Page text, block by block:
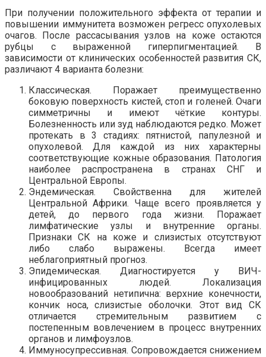
При получении положительного эффекта от терапии и
повышении иммунитета возможен регресс опухолевых
очагов. После рассасывания узлов на коже остаются
рубцы с выраженной гиперпигментацией. В
зависимости от клинических особенностей развития СК,
различают 4 варианта болезни:
Классическая. Поражает преимущественно
боковую поверхность кистей, стоп и голеней. Очаги
симметричны и имеют чёткие контуры.
Болезненность или зуд наблюдаются редко. Может
протекать в 3 стадиях: пятнистой, папулезной и
опухолевой. Для каждой из них характерны
соответствующие кожные образования. Патология
наиболее распространена в странах СНГ и
Центральной Европы.
Эндемическая. Свойственна для жителей
Центральной Африки. Чаще всего проявляется у
детей, до первого года жизни. Поражает
лимфатические узлы и внутренние органы.
Признаки СК на коже и слизистых отсутствуют
либо слабо выражены. Всегда имеет
неблагоприятный прогноз.
Эпидемическая. Диагностируется у ВИЧ-
инфицированных людей. Локализация
новообразований нетипична: верхние конечности,
кончик носа, слизистые оболочки. Этот вид СК
отличается стремительным развитием с
постепенным вовлечением в процесс внутренних
органов и лимфоузлов.
Иммуносупрессивная. Сопровождается снижением